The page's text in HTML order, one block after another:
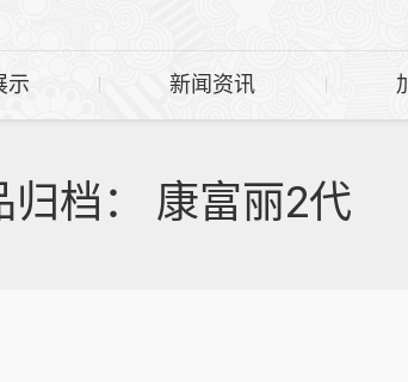
示 新闻资讯
归档： 康富丽2代